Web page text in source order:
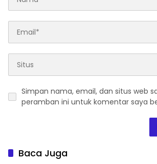
Simpan nama, email, dan situs web
peramban ini untuk komentar saya
Baca Juga